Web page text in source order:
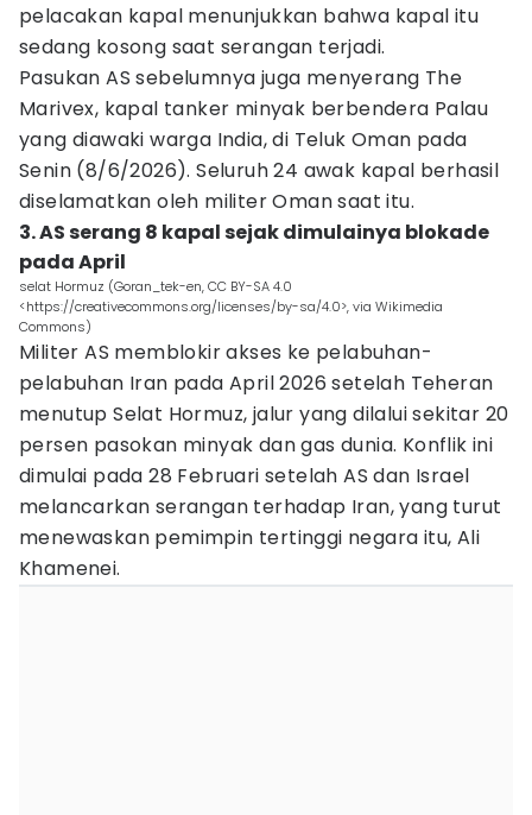
pelacakan kapal menunjukkan bahwa kapal itu
sedang kosong saat serangan terjadi.
Pasukan AS sebelumnya juga menyerang The
Marivex, kapal tanker minyak berbendera Palau
yang diawaki warga India, di Teluk Oman pada
Senin (8/6/2026). Seluruh 24 awak kapal berhasil
diselamatkan oleh militer Oman saat itu.
3. AS serang 8 kapal sejak dimulainya blokade
pada April
selat Hormuz (Goran_tek-en, CC BY-SA 4.0
<https://creativecommons.org/licenses/by-sa/4.0>, via Wikimedia
Commons)
Militer AS memblokir akses ke pelabuhan-
pelabuhan Iran pada April 2026 setelah Teheran
menutup Selat Hormuz, jalur yang dilalui sekitar 20
persen pasokan minyak dan gas dunia. Konflik ini
dimulai pada 28 Februari setelah AS dan Israel
melancarkan serangan terhadap Iran, yang turut
menewaskan pemimpin tertinggi negara itu, Ali
Khamenei.